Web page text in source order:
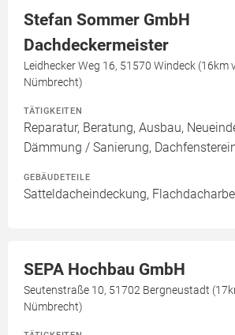
Stefan Sommer GmbH
Dachdeckermeister
Leidhecker Weg 16, 51570 Windeck (16km
Nümbrecht)
TÄTIGKEITEN
Reparatur, Beratung, Ausbau,
Dämmung / Sanierung,
GEBÄUDETEILE
Satteldacheindeckung,
SEPA Hochbau GmbH
Seutenstraße 10, 51702 Bergneustadt
Nümbrecht)